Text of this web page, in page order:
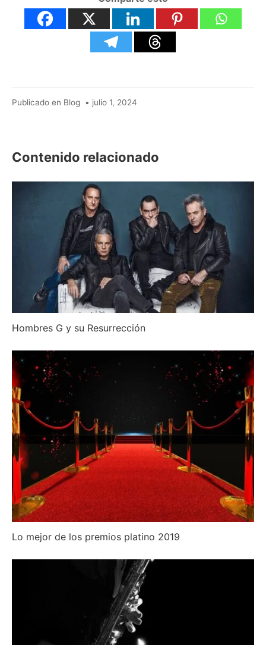
Publicado en Blog • julio 1, 2024
Contenido relacionado
Hombres G y su Resurrección
Lo mejor de los premios platino 2019